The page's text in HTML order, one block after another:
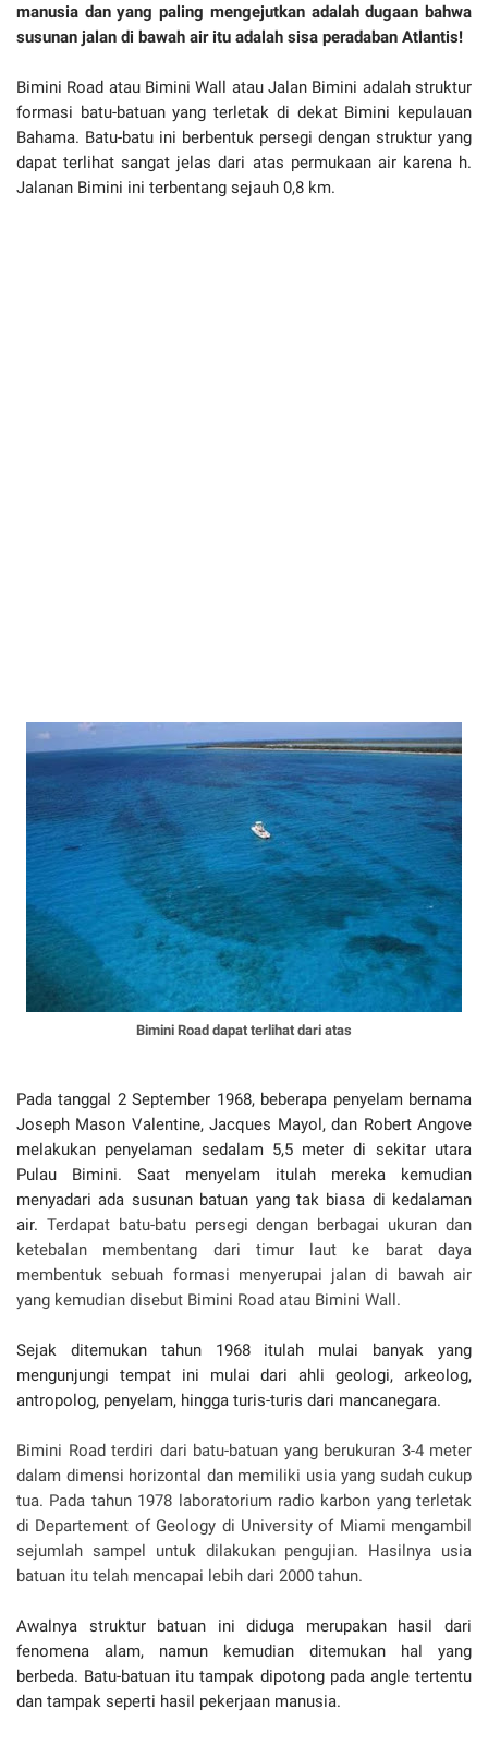
manusia dan yang paling mengejutkan adalah dugaan bahwa
susunan jalan di bawah air itu adalah sisa peradaban Atlantis!
Bimini Road atau Bimini Wall atau Jalan Bimini adalah struktur
formasi batu-batuan yang terletak di dekat Bimini kepulauan
Bahama. Batu-batu ini berbentuk persegi dengan struktur yang
dapat terlihat sangat jelas dari atas permukaan air karena h.
Jalanan Bimini ini terbentang sejauh 0,8 km.
Bimini Road dapat terlihat dari atas
Pada tanggal 2 September 1968, beberapa penyelam bernama
Joseph Mason Valentine, Jacques Mayol, dan Robert Angove
melakukan penyelaman sedalam 5,5 meter di sekitar utara
Pulau Bimini. Saat menyelam itulah mereka kemudian
menyadari ada susunan batuan yang tak biasa di kedalaman
air. Terdapat batu-batu persegi dengan berbagai ukuran dan
ketebalan membentang dari timur laut ke barat daya
membentuk sebuah formasi menyerupai jalan di bawah air
yang kemudian disebut Bimini Road atau Bimini Wall.
Sejak ditemukan tahun 1968 itulah mulai banyak yang
mengunjungi tempat ini mulai dari ahli geologi, arkeolog,
antropolog, penyelam, hingga turis-turis dari mancanegara.
Bimini Road terdiri dari batu-batuan yang berukuran 3-4 meter
dalam dimensi horizontal dan memiliki usia yang sudah cukup
tua. Pada tahun 1978 laboratorium radio karbon yang terletak
di Departement of Geology di University of Miami mengambil
sejumlah sampel untuk dilakukan pengujian. Hasilnya usia
batuan itu telah mencapai lebih dari 2000 tahun.
Awalnya struktur batuan ini diduga merupakan hasil dari
fenomena alam, namun kemudian ditemukan hal yang
berbeda. Batu-batuan itu tampak dipotong pada angle tertentu
dan tampak seperti hasil pekerjaan manusia.